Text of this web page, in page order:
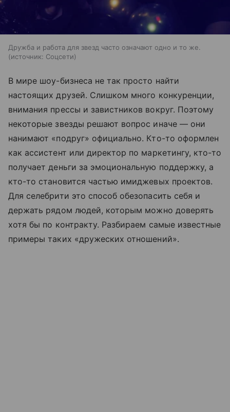
Дружба и работа для звезд часто означают одно и то же.
источник: Соцсети
В мире шоу-бизнеса не так просто найти
настоящих друзей. Слишком много конкуренции,
внимания прессы и завистников вокруг. Поэтому
некоторые звезды решают вопрос иначе — они
нанимают «подруг» официально. Кто-то оформлен
как ассистент или директор по маркетингу, кто-то
получает деньги за эмоциональную поддержку, а
кто-то становится частью имиджевых проектов.
Для селебрити это способ обезопасить себя и
держать рядом людей, которым можно доверять
хотя бы по контракту. Разбираем самые известные
примеры таких «дружеских отношений».